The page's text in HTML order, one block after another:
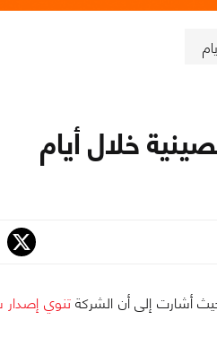
أشارت إلى أن الشركة